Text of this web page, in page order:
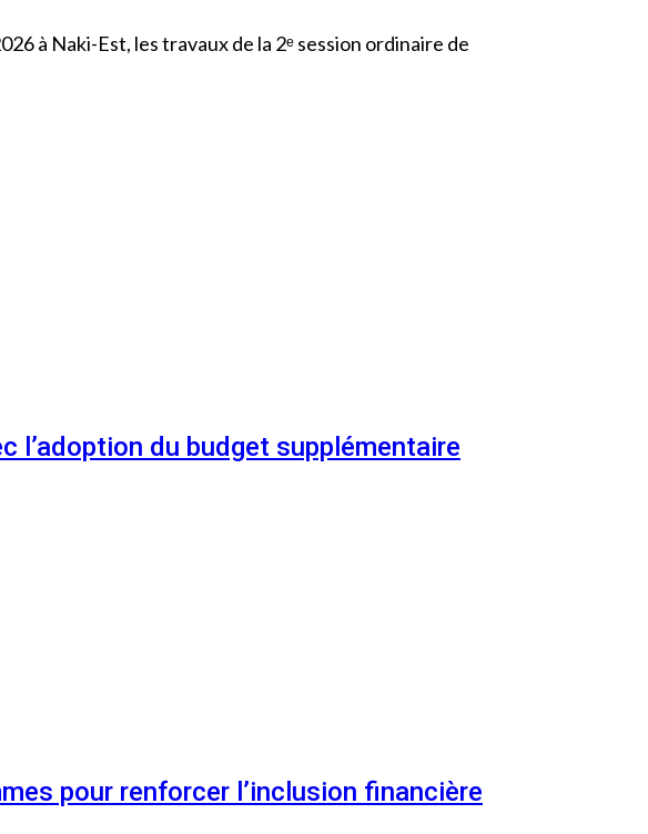
à Naki-Est, les travaux de la 2ᵉ session ordinaire de
l’adoption du budget supplémentaire
pour renforcer l’inclusion financière